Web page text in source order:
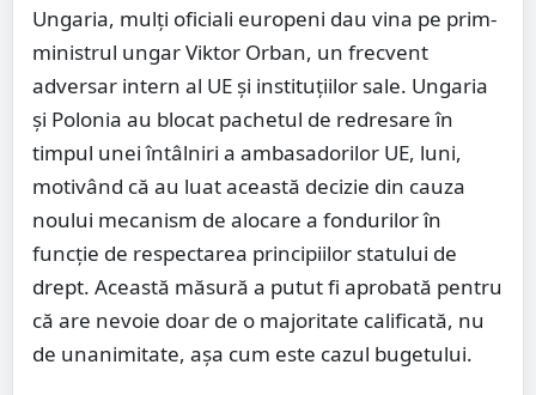
Ungaria, mulți oficiali europeni dau vina pe prim-
ministrul ungar Viktor Orban, un frecvent
adversar intern al UE și instituțiilor sale. Ungaria
și Polonia au blocat pachetul de redresare în
timpul unei întâlniri a ambasadorilor UE, luni,
motivând că au luat această decizie din cauza
noului mecanism de alocare a fondurilor în
funcție de respectarea principiilor statului de
drept. Această măsură a putut fi aprobată pentru
că are nevoie doar de o majoritate calificată, nu
de unanimitate, așa cum este cazul bugetului.